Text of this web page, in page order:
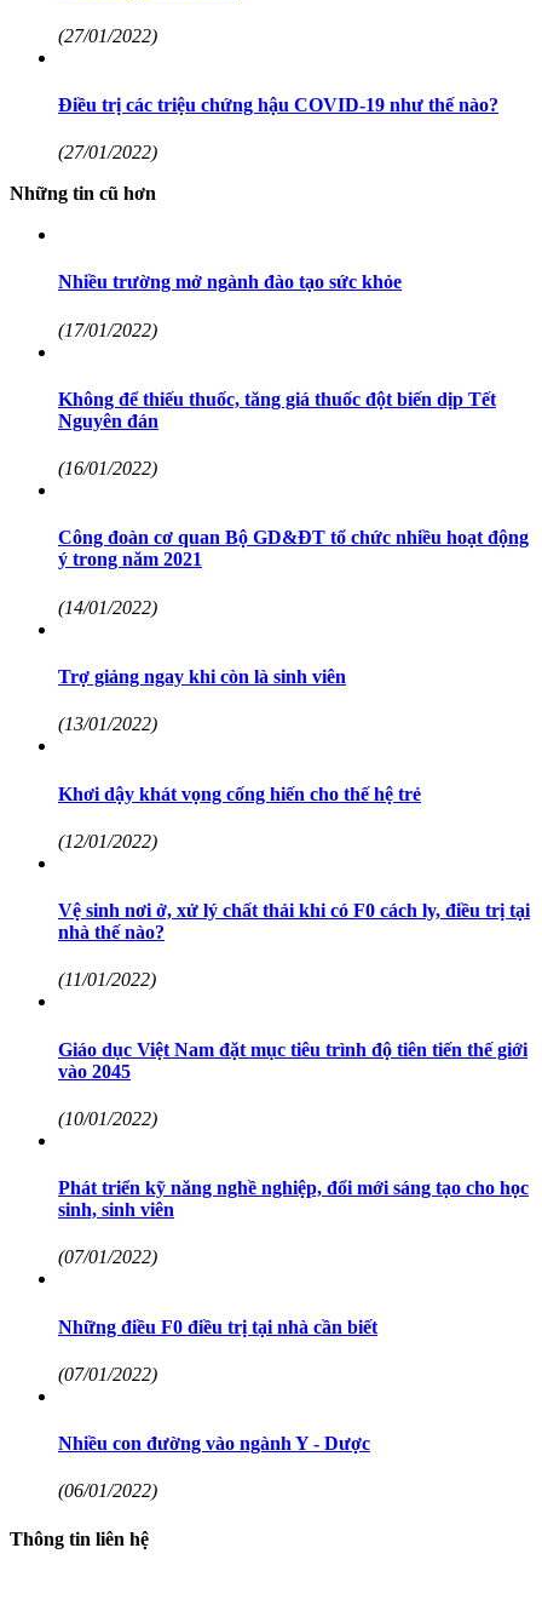
(27/01/2022)
Điều trị các triệu chứng hậu COVID-19 như thế nào?
(27/01/2022)
Những tin cũ hơn
Nhiều trường mở ngành đào tạo sức khỏe
(17/01/2022)
Không để thiếu thuốc, tăng giá thuốc đột biến dịp Tết
Nguyên đán
(16/01/2022)
Công đoàn cơ quan Bộ GD&ĐT tổ chức nhiều hoạt động
ý trong năm 2021
(14/01/2022)
Trợ giảng ngay khi còn là sinh viên
(13/01/2022)
Khơi dậy khát vọng cống hiến cho thế hệ trẻ
(12/01/2022)
Vệ sinh nơi ở, xử lý chất thải khi có F0 cách ly, điều trị tại
nhà thế nào?
(11/01/2022)
Giáo dục Việt Nam đặt mục tiêu trình độ tiên tiến thế giới
vào 2045
(10/01/2022)
Phát triển kỹ năng nghề nghiệp, đổi mới sáng tạo cho học
sinh, sinh viên
(07/01/2022)
Những điều F0 điều trị tại nhà cần biết
(07/01/2022)
Nhiều con đường vào ngành Y - Dược
(06/01/2022)
Thông tin liên hệ